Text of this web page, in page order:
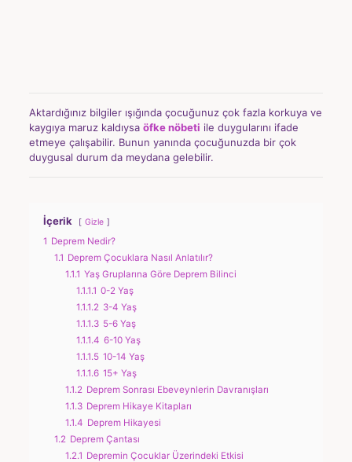
Aktardığınız bilgiler ışığında çocuğunuz çok fazla korkuya ve
kaygıya maruz kaldıysa öfke nöbeti ile duygularını ifade
etmeye çalışabilir. Bunun yanında çocuğunuzda bir çok
duygusal durum da meydana gelebilir.
İçerik Gizle
1 Deprem Nedir?
1.1 Deprem Çocuklara Nasıl Anlatılır?
1.1.1 Yaş Gruplarına Göre Deprem Bilinci
1.1.1.1 0-2 Yaş
1.1.1.2 3-4 Yaş
1.1.1.3 5-6 Yaş
1.1.1.4 6-10 Yaş
1.1.1.5 10-14 Yaş
1.1.1.6 15+ Yaş
1.1.2 Deprem Sonrası Ebeveynlerin Davranışları
1.1.3 Deprem Hikaye Kitapları
1.1.4 Deprem Hikayesi
1.2 Deprem Çantası
1.2.1 Depremin Çocuklar Üzerindeki Etkisi